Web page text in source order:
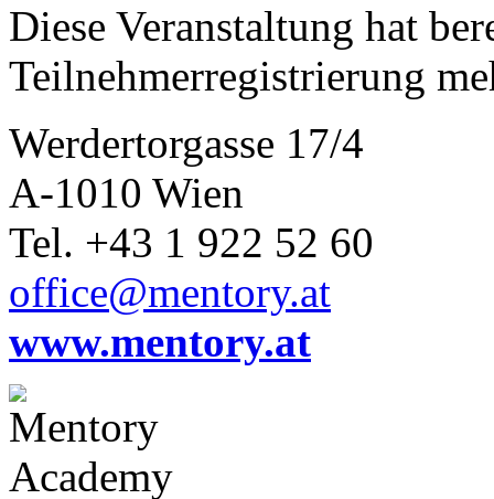
Diese Veranstaltung hat
Teilnehmerregistrierung
Werdertorgasse 17/4
A-1010 Wien
Tel. +43 1 922 52 60
office@mentory.at
www.mentory.at